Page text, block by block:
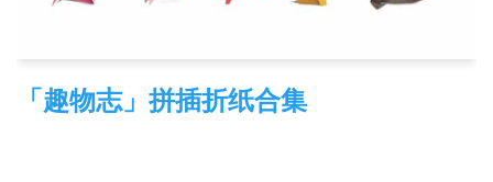
「趣物志」拼插折纸合集